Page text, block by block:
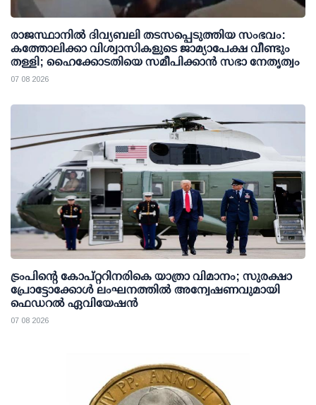
രാജസ്ഥാനിൽ ദിവ്യബലി തടസപ്പെടുത്തിയ സംഭവം:
കത്തോലിക്കാ വിശ്വാസികളുടെ ജാമ്യാപേക്ഷ വീണ്ടും
തള്ളി; ഹൈക്കോടതിയെ സമീപിക്കാൻ സഭാ നേതൃത്വം
07 08 2026
ട്രംപിന്റെ കോപ്റ്ററിനരികെ യാത്രാ വിമാനം; സുരക്ഷാ
പ്രോട്ടോക്കോള്‍ ലംഘനത്തില്‍ അന്വേഷണവുമായി
ഫെഡറല്‍ ഏവിയേഷന്‍
07 08 2026